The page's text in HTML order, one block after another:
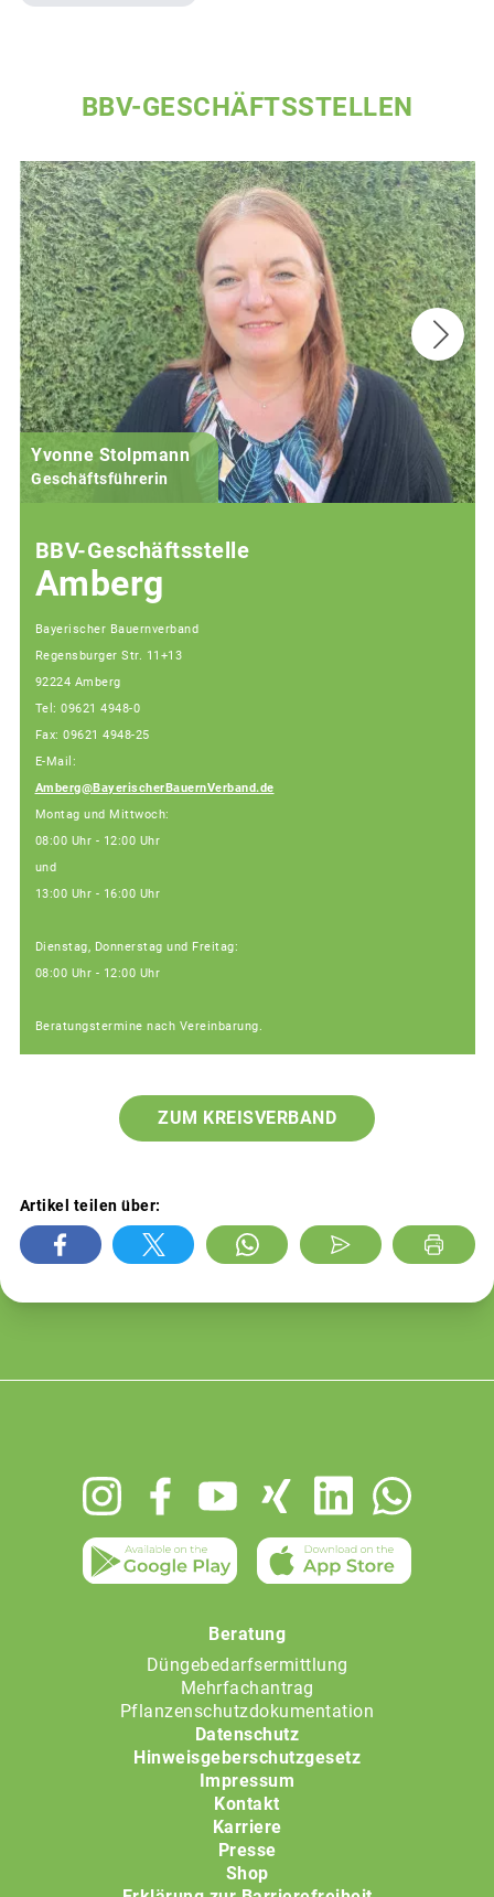
BBV-GESCHÄFTSSTELLEN
Yvonne Stolpmann
Geschäftsführerin
BBV-Geschäftsstelle
Amberg
Bayerischer Bauernverband
Regensburger Str. 11+13
92224 Amberg
Tel: 09621 4948-0
Fax: 09621 4948-25
E-Mail:
Amberg@BayerischerBauernVerband.de
Montag und Mittwoch:
08:00 Uhr - 12:00 Uhr
und
13:00 Uhr - 16:00 Uhr
Dienstag, Donnerstag und Freitag:
08:00 Uhr - 12:00 Uhr
Beratungstermine nach Vereinbarung.
ZUM KREISVERBAND
Artikel teilen über:
Beratung
Düngebedarfsermittlung
Mehrfachantrag
Pflanzenschutzdokumentation
Datenschutz
Hinweisgeberschutzgesetz
Impressum
Kontakt
Karriere
Presse
Shop